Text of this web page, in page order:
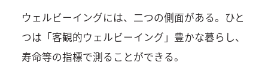
ウェルビーイングには、二つの側面がある。ひと
つは「客観的ウェルビーイング」豊かな暮らし、
寿命等の指標で測ることができる。